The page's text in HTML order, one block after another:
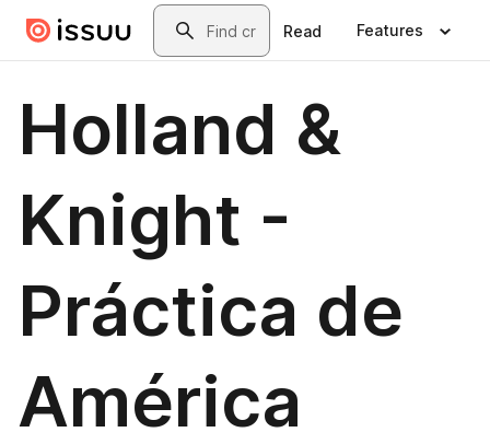
Skip to main contentSearch
Read Features
Holland &
Knight -
Práctica de
América